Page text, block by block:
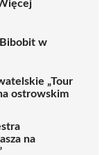
w
„Tour
ostrowskim
na